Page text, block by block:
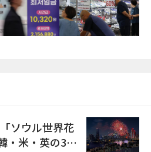
ソウル世界花
・米・英の3カ